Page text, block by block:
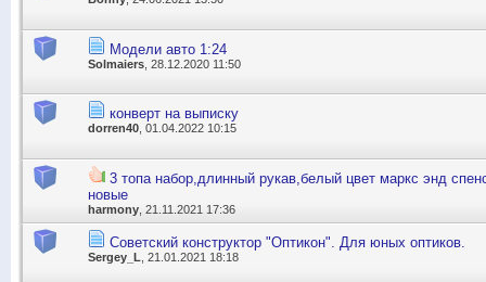
Модели авто 1:24
Solmaiers , 28.12.2020 11:50
конверт на выписку
dorren40 , 01.04.2022 10:15
3 топа набор,длинный рукав,белый цвет маркс энд
новые
harmony , 21.11.2021 17:36
Советский конструктор "Оптикон". Для юных оптиков.
Sergey_L , 21.01.2021 18:18